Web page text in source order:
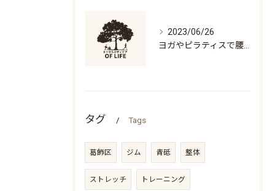
2023/06/26
ヨガやピラティスで腰痛になる人の特徴「万歳ができない」
タグ Tags
葛飾区 ジム 青砥 整体
ストレッチ トレーニング